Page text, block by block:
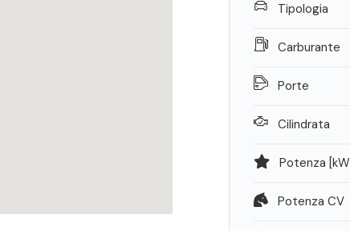
Tipologia
Carburante
Porte
Cilindrata
Potenza [kW]
Potenza CV